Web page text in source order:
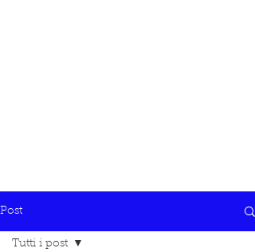
Post
Tutti i post